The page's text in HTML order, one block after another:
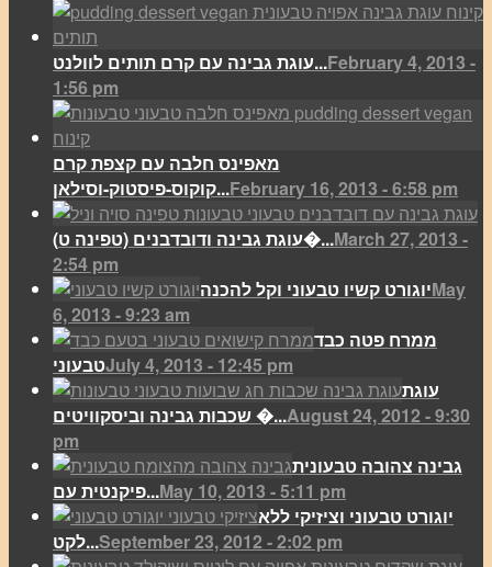
עוגת גבינה עם קרם תותים לוולנט...February 4, 2013 -
1:56 pm
מאפינס חלבה עם קצפת קרם
קוקוס-פיסטוק-וסילאן...February 16, 2013 - 6:58 pm
(עוגת גבינה ודובדבנים (טפינה ט�...March 27, 2013 -
2:54 pm
יוגורט קשיו טבעוני וקל להכנהMay
6, 2013 - 9:23 am
ממרח פטה כבד
טבעוניJuly 4, 2013 - 12:45 pm
עוגת
שכבות גבינה וביסקוויטים �...August 24, 2012 - 9:30
pm
גבינה צהובה טבעונית
פיקנטית עם...May 10, 2013 - 5:11 pm
יוגורט טבעוני וציזיקי ללא
לקט...September 23, 2012 - 2:02 pm